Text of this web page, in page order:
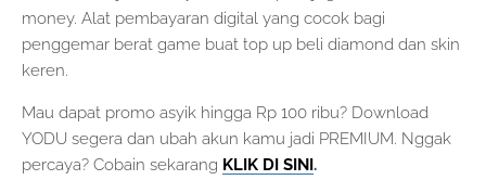
money. Alat pembayaran digital yang cocok bagi
penggemar berat game buat top up beli diamond dan skin
keren.
Mau dapat promo asyik hingga Rp 100 ribu? Download
YODU segera dan ubah akun kamu jadi PREMIUM. Nggak
percaya? Cobain sekarang KLIK DI SINI.